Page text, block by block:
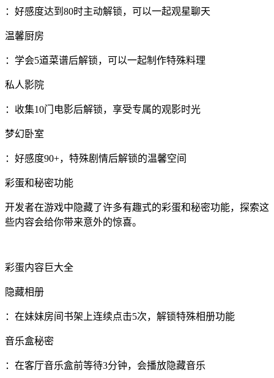
：好感度达到80时主动解锁，可以一起观星聊天
温馨厨房
：学会5道菜谱后解锁，可以一起制作特殊料理
私人影院
：收集10门电影后解锁，享受专属的观影时光
梦幻卧室
：好感度90+，特殊剧情后解锁的温馨空间
彩蛋和秘密功能
开发者在游戏中隐藏了许多有趣式的彩蛋和秘密功能，探索这
些内容会给你带来意外的惊喜。
彩蛋内容巨大全
隐藏相册
：在妹妹房间书架上连续点击5次，解锁特殊相册功能
音乐盒秘密
：在客厅音乐盒前等待3分钟，会播放隐藏音乐